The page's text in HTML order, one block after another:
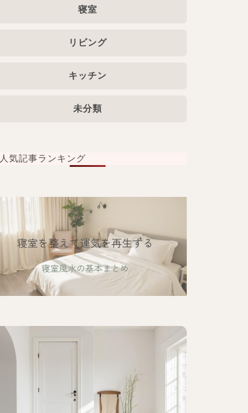
寝室
リビング
キッチン
未分類
人気記事ランキング